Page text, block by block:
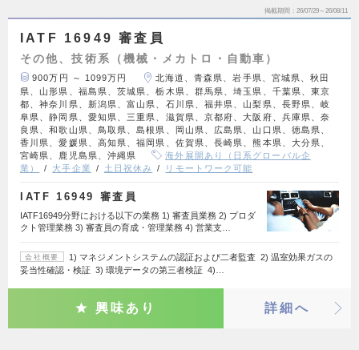
掲載期間 26/07/29～26/08/11
IATF 16949 審査員
その他、技術系（機械・メカトロ・自動車）
900万円 ～ 1099万円
北海道、青森県、岩手県、宮城県、秋田
県、山形県、福島県、茨城県、栃木県、群馬県、埼玉県、千葉県、東京
都、神奈川県、新潟県、富山県、石川県、福井県、山梨県、長野県、岐
阜県、静岡県、愛知県、三重県、滋賀県、京都府、大阪府、兵庫県、奈
良県、和歌山県、鳥取県、島根県、岡山県、広島県、山口県、徳島県、
香川県、愛媛県、高知県、福岡県、佐賀県、長崎県、熊本県、大分県、
宮崎県、鹿児島県、沖縄県
海外展開あり（日系グローバル企
業）
大手企業 土日祝休み リモートワーク可能
IATF 16949 審査員
IATF16949分野における以下の業務 1) 審査員業務 2) プロダ
クト管理業務 3) 審査員の育成・管理業務 4) 営業支…
会社概要
1) マネジメントシステムの認証および二者監査 2) 温室効果ガスの
妥当性確認・検証 3) 環境データの第三者検証 4)…
興味あり 詳細へ